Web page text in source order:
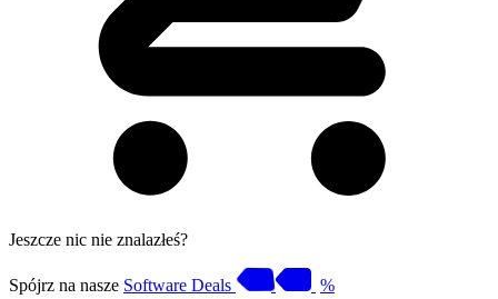
Jeszcze nic nie znalazłeś?
Spójrz na nasze Software Deals %